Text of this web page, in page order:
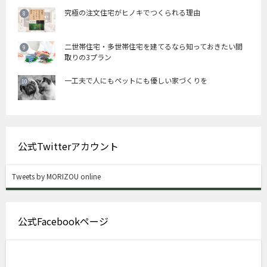
究極の注文住宅がヒノキでつくられる理由
二世帯住宅・多世帯住宅を建てるなら知っておきたい間
取りの3プラン
一工夫で人にもペットにも優しい家づくりを
公式Twitterアカウント
Tweets by MORIZOU online
公式Facebookページ